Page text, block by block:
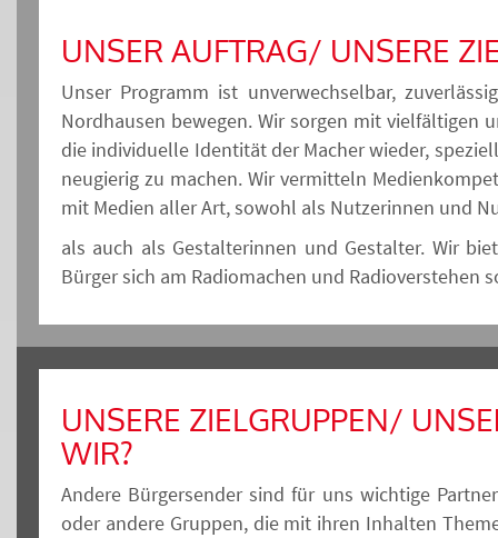
UNSER AUFTRAG/ UNSERE
Unser Programm ist unverwechselbar,
Nordhausen bewegen. Wir sorgen mit vielfältigen
die individuelle Identität der Macher wieder,
neugierig zu machen. Wir vermitteln
mit Medien aller Art, sowohl als Nutzerinnen und
als auch als Gestalterinnen und Gestalter. Wir
Bürger sich am Radiomachen und
UNSERE ZIELGRUPPEN/
WIR?
Andere Bürgersender sind für uns wichtige
oder andere Gruppen, die mit ihren Inhalten